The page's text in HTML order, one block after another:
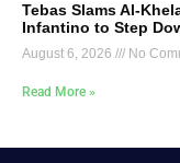
Tebas Slams Al-
Infantino to Step
August 6, 2026 No
Read More »